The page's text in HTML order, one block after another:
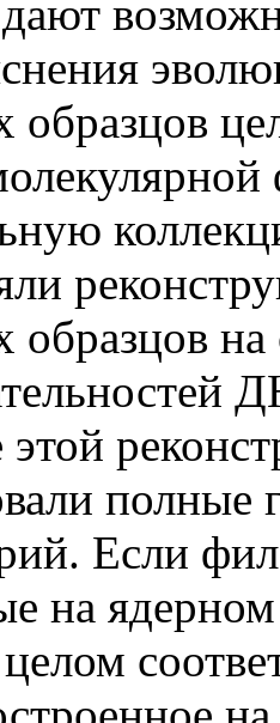
образцов
образцов
этой
полные
Если
на